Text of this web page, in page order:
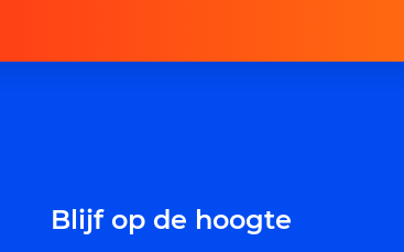
Blijf op de hoogte